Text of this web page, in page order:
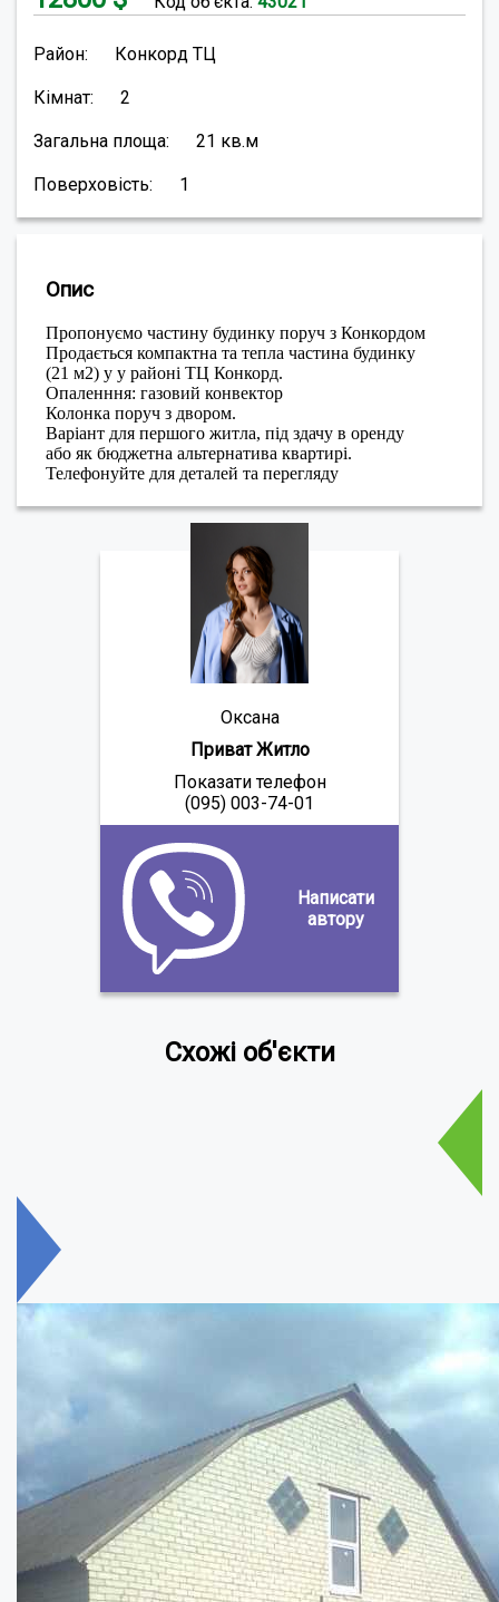
Район: Конкорд ТЦ
Кімнат: 2
Загальна площа: 21 кв.м
Поверховість: 1
Опис
Пропонуємо частину будинку поруч з Конкордом
Продається компактна та тепла частина будинку
(21 м2) у у районі ТЦ Конкорд.
Опаленння: газовий конвектор
Колонка поруч з двором.
Варіант для першого житла, під здачу в оренду
або як бюджетна альтернатива квартирі.
Телефонуйте для деталей та перегляду
Оксана
Приват Житло
Показати телефон
(095) 003-74-01
Написати
автору
Схожі об'єкти